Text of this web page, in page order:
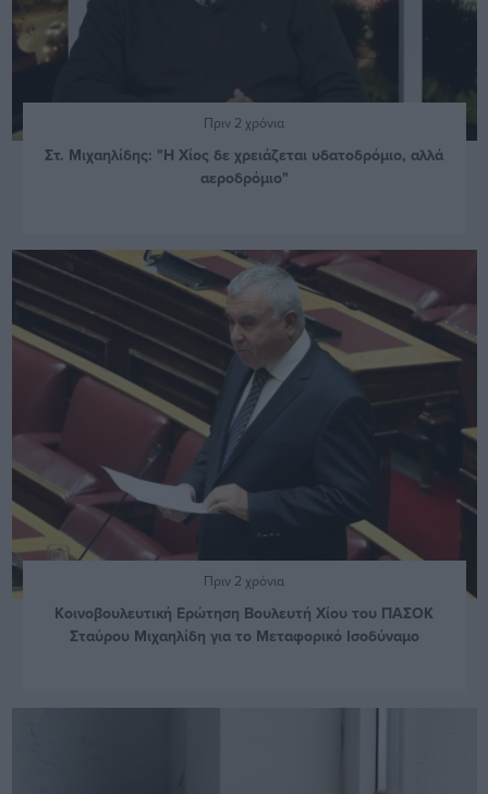
Πριν 2 χρόνια
Στ. Μιχαηλίδης: "Η Χίος δε χρειάζεται υδατοδρόμιο, αλλά
αεροδρόμιο"
Πριν 2 χρόνια
Kοινοβουλευτική Ερώτηση Βουλευτή Χίου του ΠΑΣΟΚ
Σταύρου Μιχαηλίδη για το Μεταφορικό Ισοδύναμο